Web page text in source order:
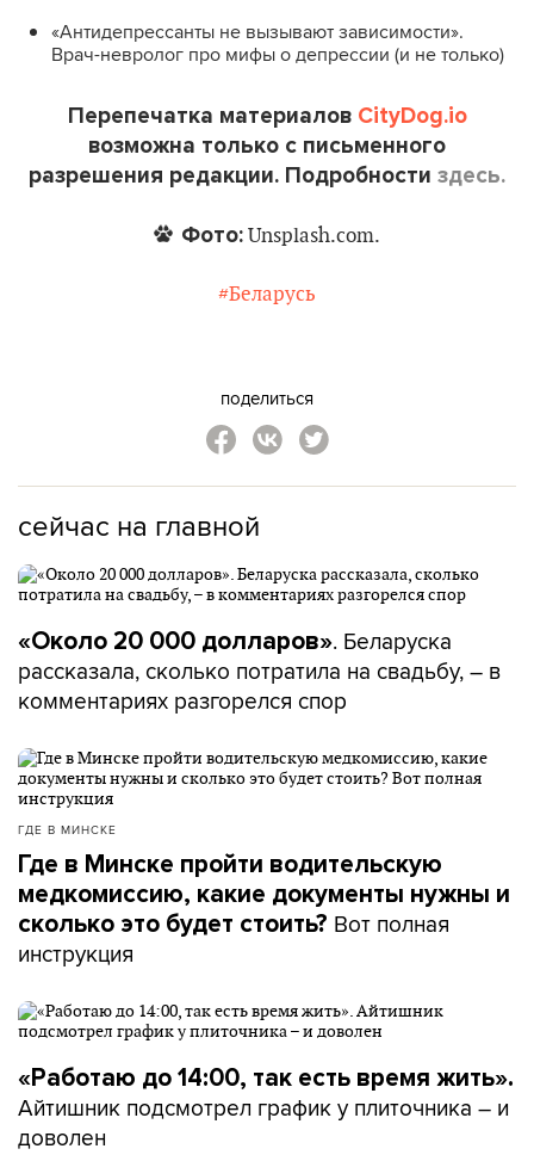
«Антидепрессанты не вызывают зависимости».
Врач-невролог про мифы о депрессии (и не только)
Перепечатка материалов CityDog.io
возможна только с письменного
разрешения редакции. Подробности здесь.
Фото: Unsplash.com.
#Беларусь
поделиться
сейчас на главной
«Около 20 000 долларов». Беларуска
рассказала, сколько потратила на свадьбу, – в
комментариях разгорелся спор
ГДЕ В МИНСКЕ
Где в Минске пройти водительскую
медкомиссию, какие документы нужны и
сколько это будет стоить? Вот полная
инструкция
«Работаю до 14:00, так есть время жить».
Айтишник подсмотрел график у плиточника – и
доволен